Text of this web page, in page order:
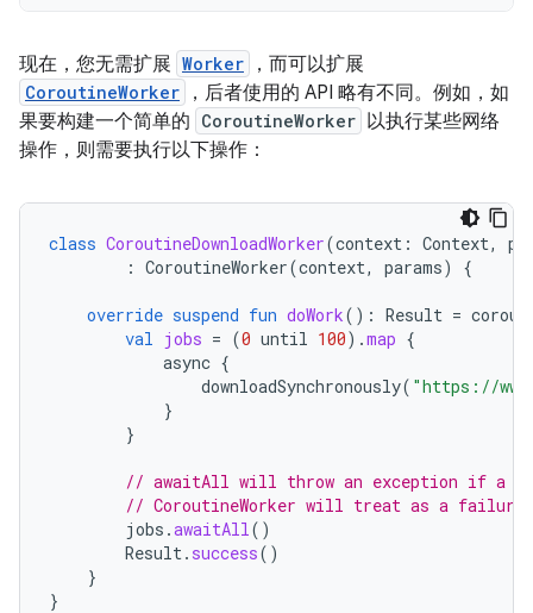
现在，您无需扩展 Worker ，而可以扩展
CoroutineWorker
，后者使用的 API 略有不同。例如，如
果要构建一个简单的 CoroutineWorker 以执行某些网络
操作，则需要执行以下操作：
class CoroutineDownloadWorker(context : Context,
: CoroutineWorker(context, params) {
override suspend fun doWork(): Result =
val jobs = (0 until 100).map {
async {
downloadSynchronously( "https://
}
}
// awaitAll will throw an exception if a
// CoroutineWorker will treat as a failure
jobs .awaitAll()
Result. success()
}
}